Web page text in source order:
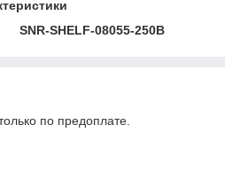
SNR-SHELF-08055-250B
по предоплате.